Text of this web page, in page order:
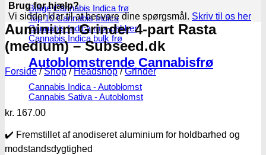
Billige Cannabis Indica frø
Top 10 Cannabis Indica
Cannabis Indica mix-pakker
Cannabis Indica bulk frø
Autoblomstrende Cannabisfrø
Cannabis Indica - Autoblomst
Cannabis Sativa - Autoblomst
Brug for hjælp?
Vi sidder klar til at besvare dine spørgsmål. Skriv til os her
Auminium Grinder 4-part Rasta
(medium) – Subseed.dk
Forside / Shop / Headshop / Grinder
kr. 167.00
✔️ Fremstillet af anodiseret aluminium for holdbarhed og
modstandsdygtighed